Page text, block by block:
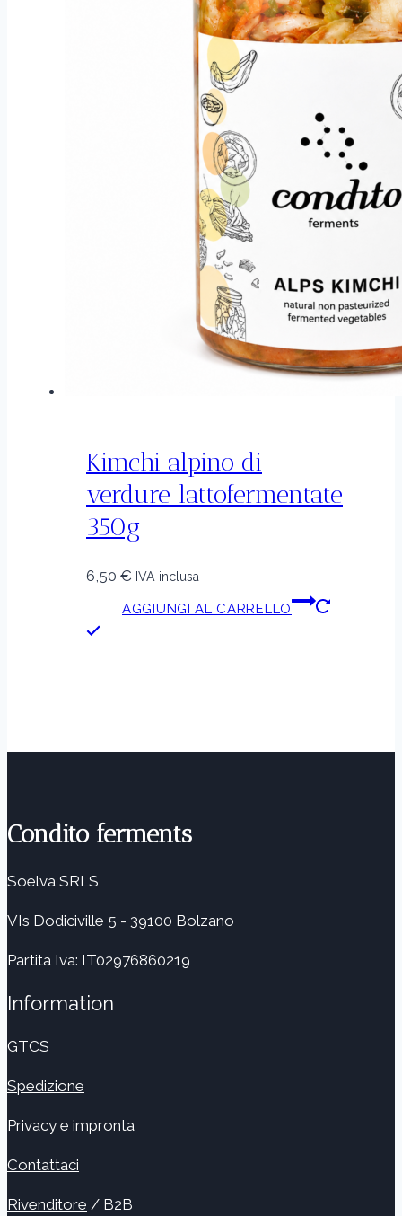
Kimchi alpino di
verdure lattofermentate
350g
6,50 € IVA inclusa
AGGIUNGI AL CARRELLO
Condito ferments
Soelva SRLS
VIs Dodiciville 5 - 39100 Bolzano
Partita Iva: IT02976860219
Information
GTCS
Spedizione
Privacy e impronta
Contattaci
Rivenditore / B2B